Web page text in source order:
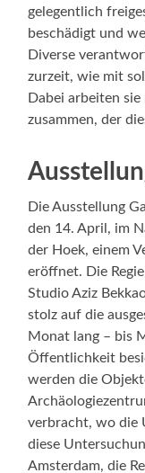
gelegentlich
beschädigt und
Diverse
zurzeit, wie mit
Dabei arbeiten sie
zusammen, der
Die Ausstellung
den 14. April, im
der Hoek, einem
eröffnet. Die
Studio Aziz
stolz auf die
Monat lang – bis
Öffentlichkeit
werden die
verbracht, wo die
diese
Amsterdam, die